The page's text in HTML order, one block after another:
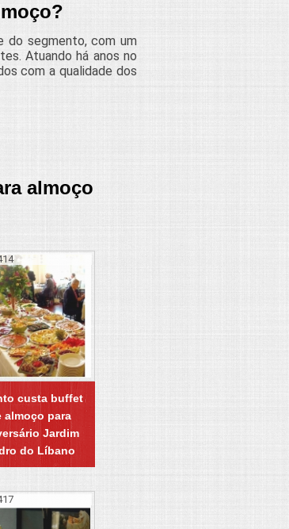
do segmento, com um
Atuando há anos no
com a qualidade dos
almoço
custa buffet
almoço para
Jardim
do Líbano